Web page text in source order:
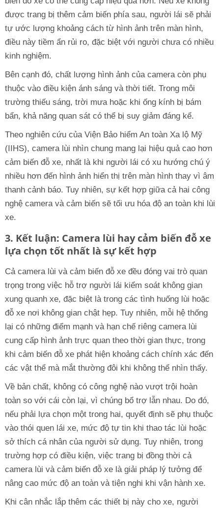
được trang bị thêm cảm biến phía sau, người lái sẽ phải
tự ước lượng khoảng cách từ hình ảnh trên màn hình,
điều này tiềm ẩn rủi ro, đặc biệt với người chưa có nhiều
kinh nghiệm.
Bên cạnh đó, chất lượng hình ảnh của camera còn phụ
thuộc vào điều kiện ánh sáng và thời tiết. Trong môi
trường thiếu sáng, trời mưa hoặc khi ống kính bị bám
bẩn, khả năng quan sát có thể bị suy giảm đáng kể.
Theo nghiên cứu của Viện Bảo hiểm An toàn Xa lộ Mỹ
(IIHS), camera lùi nhìn chung mang lại hiệu quả cao hơn
cảm biến đỗ xe, nhất là khi người lái có xu hướng chú ý
nhiều hơn đến hình ảnh hiển thị trên màn hình thay vì âm
thanh cảnh báo. Tuy nhiên, sự kết hợp giữa cả hai công
nghệ camera và cảm biến sẽ tối ưu hóa độ an toàn khi lùi
xe.
3. Kết luận: Camera lùi hay cảm biến đỗ xe
lựa chọn tốt nhất là sự kết hợp
Cả camera lùi và cảm biến đỗ xe đều đóng vai trò quan
trọng trong việc hỗ trợ người lái kiểm soát không gian
xung quanh xe, đặc biệt là trong các tình huống lùi hoặc
đỗ xe nơi không gian chật hẹp. Tuy nhiên, mỗi hệ thống
lại có những điểm mạnh và hạn chế riêng camera lùi
cung cấp hình ảnh trực quan theo thời gian thực, trong
khi cảm biến đỗ xe phát hiện khoảng cách chính xác đến
các vật thể mà mắt thường đôi khi không thể nhìn thấy.
Về bản chất, không có công nghệ nào vượt trội hoàn
toàn so với cái còn lại, vì chúng bổ trợ lẫn nhau. Do đó,
nếu phải lựa chọn một trong hai, quyết định sẽ phụ thuộc
vào thói quen lái xe, mức độ tự tin khi thao tác lùi hoặc
sở thích cá nhân của người sử dụng. Tuy nhiên, trong
trường hợp có điều kiện, việc trang bị đồng thời cả
camera lùi và cảm biến đỗ xe là giải pháp lý tưởng để
nâng cao mức độ an toàn và tiện nghi khi vận hành xe.
Khi cân nhắc lắp thêm các thiết bị này cho xe, người